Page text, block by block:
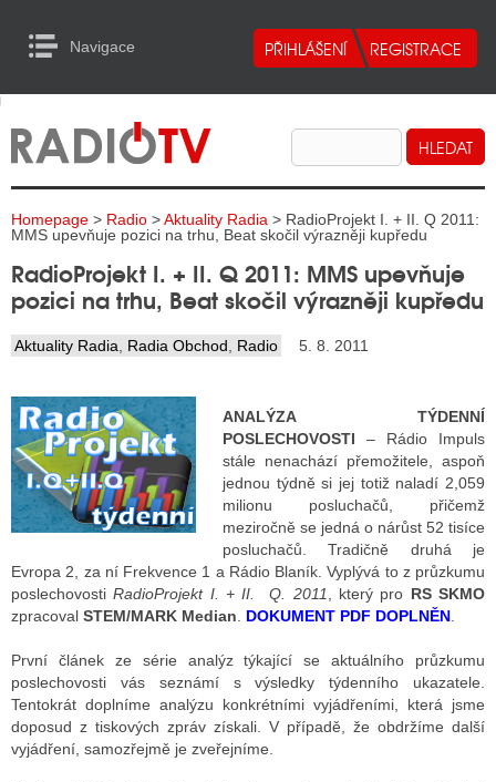
Navigace
RADIA
TELEVIZE
INTERNET
TISK
RADIA
RÁDIÍ
RÁDIÍ
VYSÍLAČE
TELEVIZE
TELEVIZÍ
VYSÍLAČE
INTERNET
to Content
Homepage > Radio >Aktuality Radia > RadioProjekt I. + II. Q 2011:
MMS upevňuje pozici na trhu, Beat skočil výrazněji kupředu
RadioProjekt I. + II. Q 2011: MMS upevňuje
pozici na trhu, Beat skočil výrazněji kupředu
Aktuality Radia Radia Obchod Radio 5. 8. 2011
ANALÝZA TÝDENNÍ
POSLECHOVOSTI – Rádio Impuls
stále nenachází přemožitele, aspoň
jednou týdně si jej totiž naladí 2,059
milionu posluchačů, přičemž
meziročně se jedná o nárůst 52 tisíce
posluchačů. Tradičně druhá je
Evropa 2, za ní Frekvence 1 a Rádio Blaník. Vyplývá to z průzkumu
poslechovostiRadioProjekt I. + II. Q. 2011 , který pro RS SKMO
zpracoval STEM/MARK Median DOKUMENT PDF DOPLNĚN
První článek ze série analýz týkající se aktuálního průzkumu
poslechovosti vás seznámí s výsledky týdenního ukazatele.
Tentokrát doplníme analýzu konkrétními vyjádřeními, která jsme
doposud z tiskových zpráv získali. V případě, že obdržíme další
vyjádření, samozřejmě je zveřejníme.